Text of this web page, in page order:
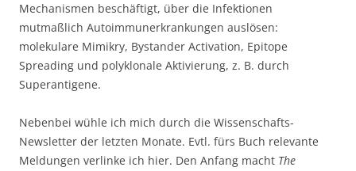
Mechanismen beschäftigt, über die Infektionen
mutmaßlich Autoimmunerkrankungen auslösen:
molekulare Mimikry, Bystander Activation, Epitope
Spreading und polyklonale Aktivierung, z. B. durch
Superantigene.
Nebenbei wühle ich mich durch die Wissenschafts-
Newsletter der letzten Monate. Evtl. fürs Buch relevante
Meldungen verlinke ich hier. Den Anfang macht The